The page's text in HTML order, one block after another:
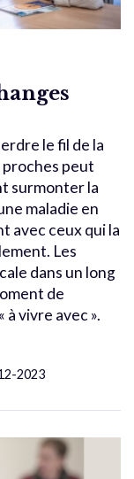
le fil de la
proches peut
surmonter la
maladie en
avec ceux qui la
Les
dans un long
de
à vivre avec ».
2023